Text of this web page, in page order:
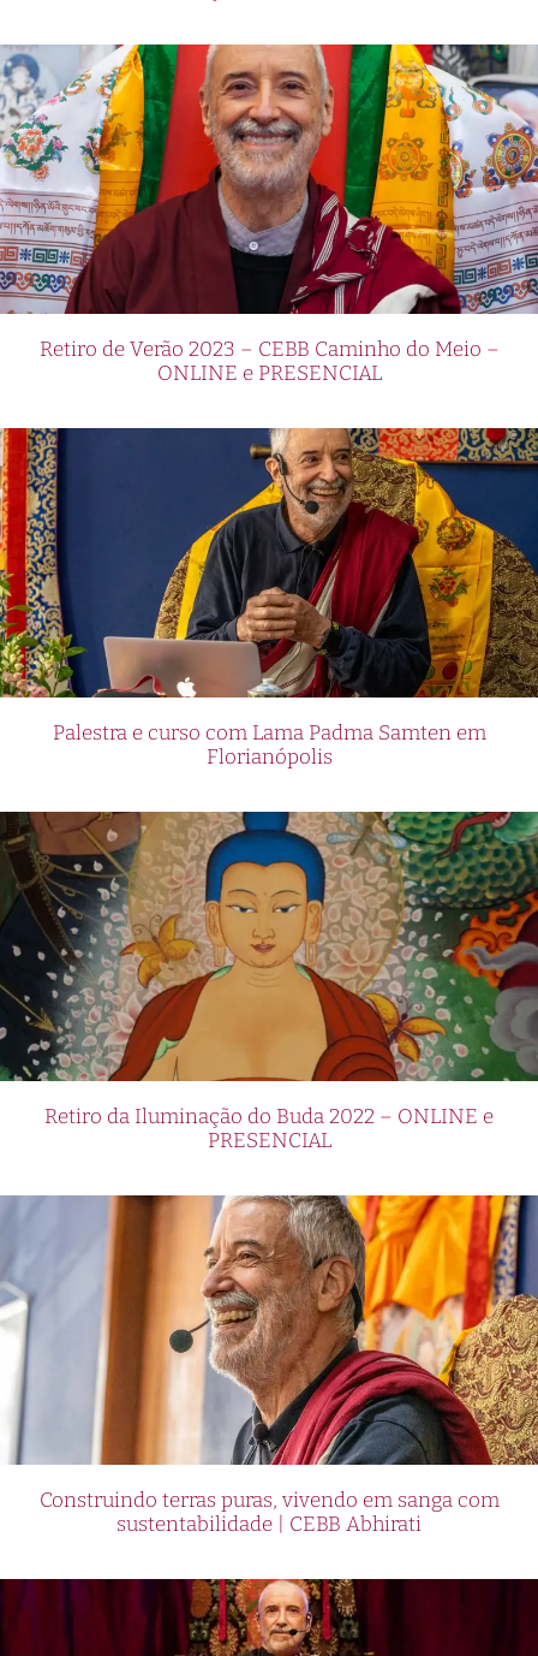
Retiro de Verão 2023 – CEBB Caminho do Meio –
ONLINE e PRESENCIAL
Palestra e curso com Lama Padma Samten em
Florianópolis
Retiro da Iluminação do Buda 2022 – ONLINE e
PRESENCIAL
Construindo terras puras, vivendo em sanga com
sustentabilidade | CEBB Abhirati